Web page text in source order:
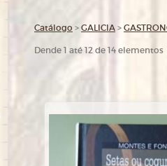
Catálogo > GALICIA >
Dende 1 até 12 de 14 elementos